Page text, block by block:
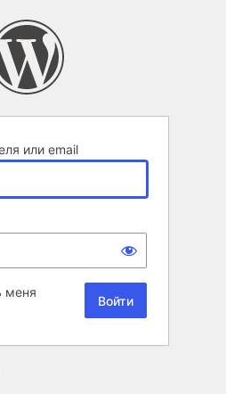
или email
меня